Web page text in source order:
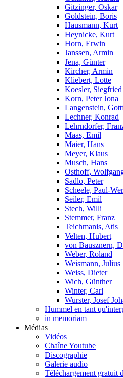
Gitzinger, Oskar
Goldstein, Boris
Hausmann, Kurt
Heynicke, Kurt
Horn, Erwin
Janssen, Armin
Jena, Günter
Kircher, Armin
Kliebert, Lotte
Koesler, Siegfried
Korn, Peter Jona
Langenstein,
Lechner, Konrad
Lehrndorfer,
Maas, Emil
Maier, Hans
Meyer, Klaus
Musch, Hans
Osthoff,
Sadlo, Peter
Scheele, Paul-
Seiler, Emil
Stech, Willi
Stemmer, Franz
Teichmanis, Atis
Velten, Hubert
von Bausznern,
Weber, Roland
Weismann, Julius
Weiss, Dieter
Wich, Günther
Winter, Carl
Wurster, Josef
Hummel en tant
in memoriam
Médias
Vidéos
Chaîne Youtube
Discographie
Galerie audio
Téléchargement gratuit